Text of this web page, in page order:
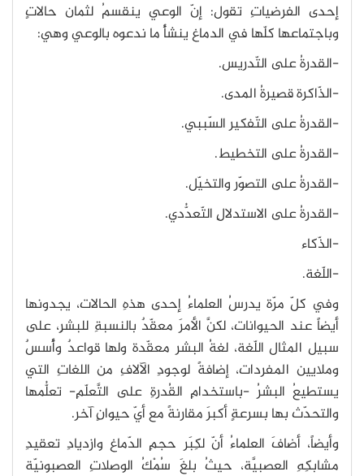
إحدى الفرضياتِ تقول: إنّ الوعي ينقسمُ لثمان حالاتٍ
وباجتماعها كلّها في الدماغ ينشأُ ما ندعوه بالوعي وهي:
-القدرةُ على التّدريس.
-الذّاكرة قصيرةُ المدى.
-القدرةُ على التّفكير السّببي.
-القدرةُ على التخطيط.
-القدرةُ على التصوّر والتخيّل.
-القدرةُ على الاستدلالِ التّعدُّدي.
-الذّكاء
-اللّغة.
وفي كلّ مرّة يدرسُ العلماءُ إحدى هذهِ الحالات، يجدونها
أيضاً عند الحيوانات، لكنَّ الأمرَ معقّدٌ بالنسبةِ للبشرِ، على
سبيل المثال اللّغة، لغةُ البشر معقّدة ولها قواعدٌ وأُسسٌ
وملايين المفردات، إضافةً لوجودِ الآلافِ من اللغاتِ التي
يستطيعُ البشرُ -باستخدامِ القُدرةِ على التَّعلّمِ- تعلُّمها
والتحدّث بها بسرعةٍ أكبرَ مقارنةً مع أيّ حيوانٍ آخر.
وأيضاً، أضافَ العلماءُ أنّ لكِبَر حجمِ الدّماغ وازديادِ تعقيدِ
مشابكِهِ العصبيَّة، حيثُ بلغَ سُمْكُ الوصلاتِ العصبونيّة